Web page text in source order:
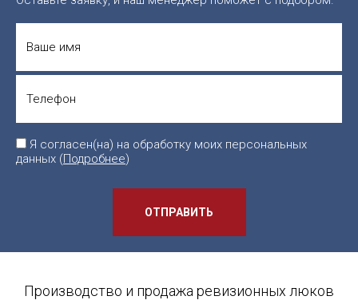
Я согласен(на) на обработку моих персональных
данных (Подробнее)
ОТПРАВИТЬ
Производство и продажа ревизионных люков